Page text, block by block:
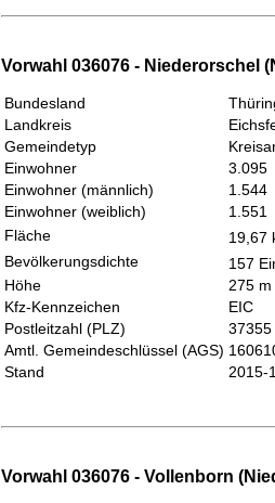
Vorwahl 036076 - Niederorschel
Bundesland
Landkreis
Gemeindetyp
Einwohner
3.095
Einwohner (männlich)
1.544
Einwohner (weiblich)
1.551
Fläche
19,67
Bevölkerungsdichte
157
Höhe
275
Kfz-Kennzeichen
EIC
Postleitzahl (PLZ)
37355
Amtl. Gemeindeschlüssel (AGS)
Stand
2015-
Vorwahl 036076 - Vollenborn